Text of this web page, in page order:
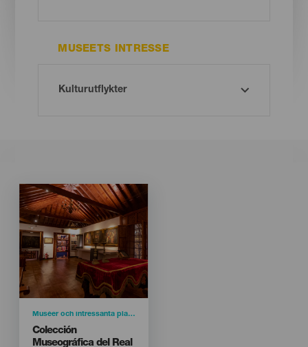
MUSEETS INTRESSE
Imagen
Listado
Imagen
Categoría Muséer och intressanta platser
Titular
Colección
Museográfica del Real